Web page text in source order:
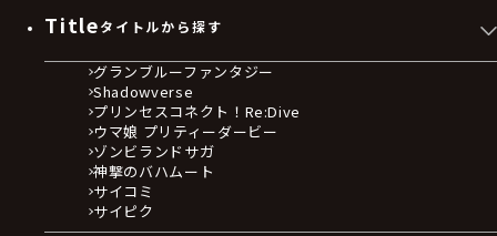
該情報に誤りがあったことによるお客様への損害や
社は、お客様が以下のいずれかに該当すると判断し
た場合は、お客様に対して事前に通知することな
く、本サービスの全部又は一部の利用を停止、売買
契約の解除その他必要な措置をとることができるも
のとします。なお、これによりお客様に生じた損害
については、当社は一切責任を負いません。
(1) 入力又は登録した情報に誤りがあり、当社から
Titleタイトルから探す
グランブルーファンタジー
Shadowverse
プリンセスコネクト！Re:Dive
ウマ娘 プリティーダービー
ゾンビランドサガ
神撃のバハムート
サイコミ
サイピク